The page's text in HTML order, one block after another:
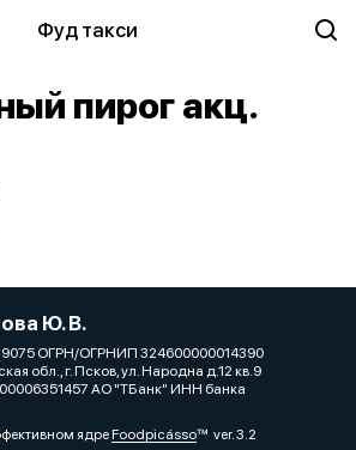
Фуд такси
пирог акц.
Ю. В.
ОГРН/ОГРНИП 324600000014390
обл., г. Псков, ул. Народна д.12 кв.9
АО "ТБанк" ИНН банка
ядреFoodpicássover. 3.2